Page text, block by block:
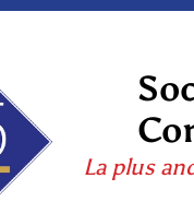
La plus